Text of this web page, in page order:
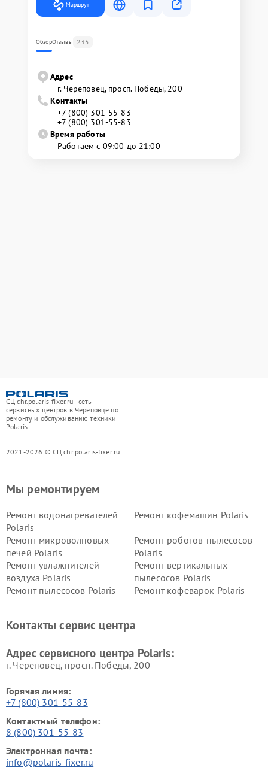
Маршрут
ОбзорОтзывы 235
Адрес
г. Череповец, просп. Победы, 200
Контакты
+7 (800) 301-55-83
+7 (800) 301-55-83
Время работы
Работаем с 09:00 до 21:00
СЦ chr.polaris-fixer.ru - сеть
сервисных центров в Череповце по
ремонту и обслуживанию техники
Polaris
2021-2026 © СЦ chr.polaris-fixer.ru
Мы ремонтируем
Ремонт водонагревателей
Polaris
Ремонт кофемашин Polaris
Ремонт микроволновых
печей Polaris
Ремонт роботов-пылесосов
Polaris
Ремонт увлажнителей
воздуха Polaris
Ремонт вертикальных
пылесосов Polaris
Ремонт пылесосов Polaris
Ремонт кофеварок Polaris
Контакты сервис центра
Адрес сервисного центра Polaris:
г. Череповец, просп. Победы, 200
Горячая линия:
+7 (800) 301-55-83
Контактный телефон:
8 (800) 301-55-83
Электронная почта:
info@polaris-fixer.ru